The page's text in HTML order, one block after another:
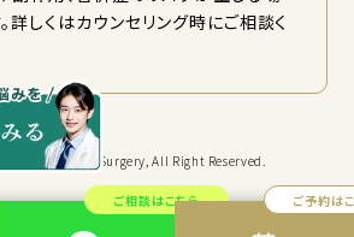
ご相談はこちら ご予約は
詳しくはカウンセリング時にご相談く
Cosmetic Surgery, All Right Reserved.